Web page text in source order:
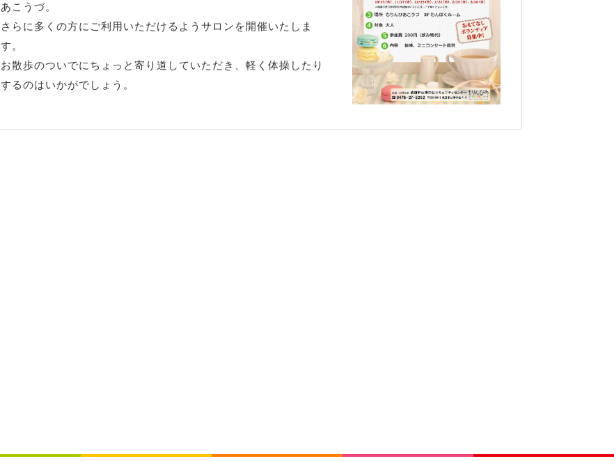
あこうづ。
さらに多くの方にご利用いただけるようサロンを開催いたしま
す。
お散歩のついでにちょっと寄り道していただき、軽く体操したり
するのはいかがでしょう。